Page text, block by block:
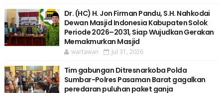
Dr. (HC) H. Jon Firman Pandu, S.H. Nahkodai
Dewan Masjid Indonesia Kabupaten Solok
Periode 2026–2031, Siap Wujudkan Gerakan
Memakmurkan Masjid
wartawan Jul 31, 2026
Tim gabungan Ditresnarkoba Polda
Sumbar-Polres Pasaman Barat gagalkan
peredaran puluhan paket ganja